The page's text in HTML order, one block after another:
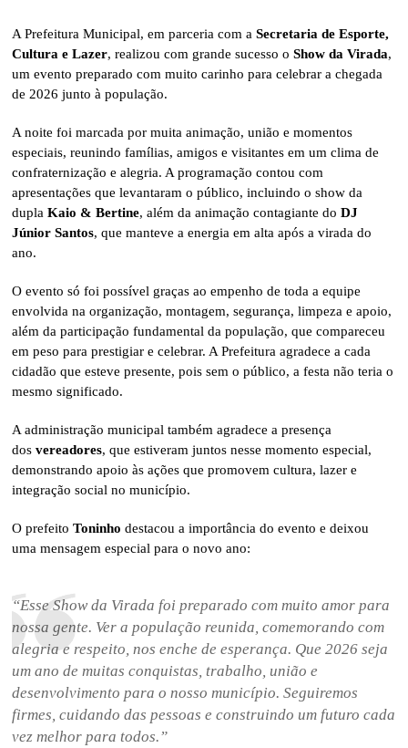
A Prefeitura Municipal, em parceria com aSecretaria de Esporte,
Cultura e Lazer, realizou com grande sucesso oShow da Virada,
um evento preparado com muito carinho para celebrar a chegada
de 2026 junto à população.
A noite foi marcada por muita animação, união e momentos
especiais, reunindo famílias, amigos e visitantes em um clima de
confraternização e alegria. A programação contou com
apresentações que levantaram o público, incluindo o show da
duplaKaio & Bertine, além da animação contagiante doDJ
Júnior Santos, que manteve a energia em alta após a virada do
ano.
O evento só foi possível graças ao empenho de toda a equipe
envolvida na organização, montagem, segurança, limpeza e apoio,
além da participação fundamental da população, que compareceu
em peso para prestigiar e celebrar. A Prefeitura agradece a cada
cidadão que esteve presente, pois sem o público, a festa não teria o
mesmo significado.
A administração municipal também agradece a presença
dosvereadores, que estiveram juntos nesse momento especial,
demonstrando apoio às ações que promovem cultura, lazer e
integração social no município.
O prefeitoToninho destacou a importância do evento e deixou
uma mensagem especial para o novo ano:
“Esse Show da Virada foi preparado com muito amor para
nossa gente. Ver a população reunida, comemorando com
alegria e respeito, nos enche de esperança. Que 2026 seja
um ano de muitas conquistas, trabalho, união e
desenvolvimento para o nosso município. Seguiremos
firmes, cuidando das pessoas e construindo um futuro cada
vez melhor para todos.”